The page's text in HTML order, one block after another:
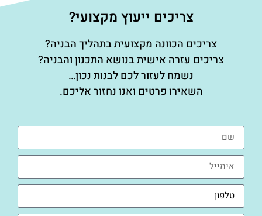
צריכים ייעוץ מקצועי?
צריכים הכוונה מקצועית בתהליך הבניה?
צריכים עזרה אישית בנושא התכנון והבניה?
נשמח לעזור לכם לבנות נכון…
השאירו פרטים ואנו נחזור אליכם.